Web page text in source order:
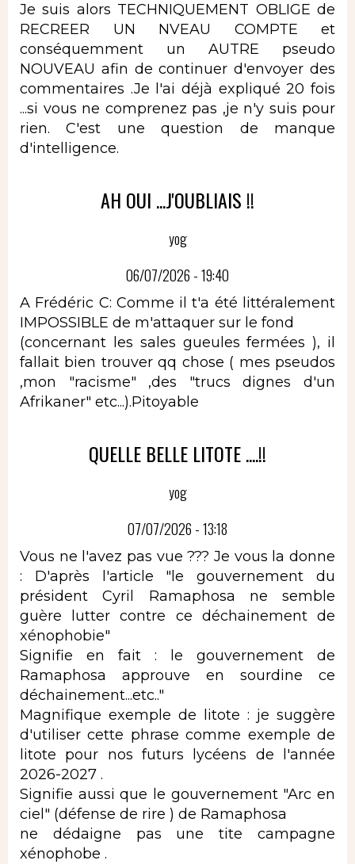
Je suis alors TECHNIQUEMENT OBLIGE de
RECREER UN NVEAU COMPTE et
conséquemment un AUTRE pseudo
NOUVEAU afin de continuer d'envoyer des
commentaires .Je l'ai déjà expliqué 20 fois
...si vous ne comprenez pas ,je n'y suis pour
rien. C'est une question de manque
d'intelligence.
AH OUI ...J'OUBLIAIS !!
yog
06/07/2026 - 19:40
A Frédéric C: Comme il t'a été littéralement
IMPOSSIBLE de m'attaquer sur le fond
(concernant les sales gueules fermées ), il
fallait bien trouver qq chose ( mes pseudos
,mon "racisme" ,des "trucs dignes d'un
Afrikaner" etc...).Pitoyable
QUELLE BELLE LITOTE ....!!
yog
07/07/2026 - 13:18
Vous ne l'avez pas vue ??? Je vous la donne
: D'après l'article "le gouvernement du
président Cyril Ramaphosa ne semble
guère lutter contre ce déchainement de
xénophobie"
Signifie en fait : le gouvernement de
Ramaphosa approuve en sourdine ce
déchainement...etc.."
Magnifique exemple de litote : je suggère
d'utiliser cette phrase comme exemple de
litote pour nos futurs lycéens de l'année
2026-2027 .
Signifie aussi que le gouvernement "Arc en
ciel" (défense de rire ) de Ramaphosa
ne dédaigne pas une tite campagne
xénophobe .